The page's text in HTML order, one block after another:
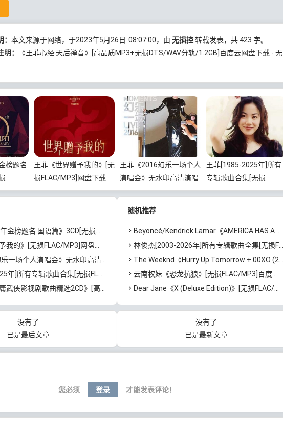
本文来源于网络，于2023年5月26日 08:07:00，由 无损控转载发表，共 423 字。
：
《王菲心经·天后禅音》[高品质MP3+无损DTS/WAV分轨/1.2GB]百度云网盘下载 - 无
榜题名
百度
王菲《世界赠予我的》[无
损FLAC/MP3]网盘下载
王菲《2016幻乐一场个人
演唱会》无水印高清演唱
会[1080P/TS/12.62GB]
王菲[1985-2025年]所有
专辑歌曲合集[无损
FLAC/WAV/APE分轨
国语篇》3CD[无损WAV/MP3/5.86GB]百度云网盘下载
的》[无损FLAC/MP3]网盘下载
会》无水印高清演唱会[1080P/TS/12.62GB]百度云网盘下载
合集[无损FLAC/WAV/APE分轨+MP3/23.06GB]百度云网盘下载
曲精选2CD》[高品质MP3+无损APE/1.14GB]百度云网盘下载
随机推荐
Beyoncé/Kendrick Lamar《AMERICA HAS A PROBLEM》[无损FLAC/MP3/65MB]百度云网盘下载
林俊杰[2003-2026年]所有专辑歌曲全集[无损FLAC/MP3/13.05GB]百度云网盘下载
The Weeknd《Hurry Up Tomorrow + 00XO (2 Bonus Tracks)》[无损FLAC/MP3/1.91GB]百度云网盘下载
云南权妹《恐龙抗狼》[无损FLAC/MP3]百度云网盘下载
Dear Jane《X (Deluxe Edition)》[无损FLAC/MP3/847MB]百度云网盘下载
没有了
已是最后文章
没有了
已是最新文章
您必须 登录 才能发表评论！